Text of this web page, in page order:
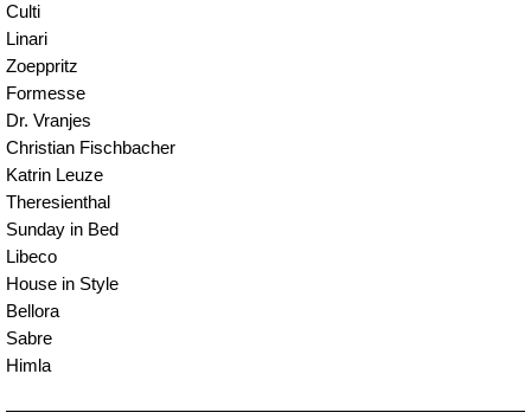
Culti
Linari
Zoeppritz
Formesse
Dr. Vranjes
Christian Fischbacher
Katrin Leuze
Theresienthal
Sunday in Bed
Libeco
House in Style
Bellora
Sabre
Himla